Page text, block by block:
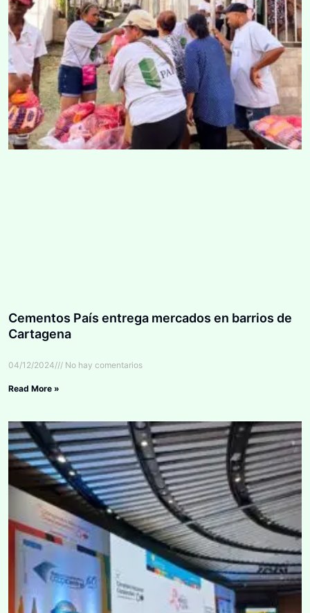
Cementos País entrega mercados en barrios de
Cartagena
04/12/2024 No hay comentarios
Read More »